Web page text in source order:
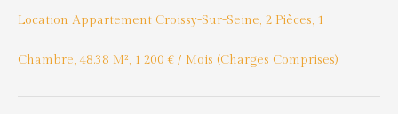
Location Appartement Croissy-Sur-Seine, 2 Pièces, 1
Chambre, 48.38 M², 1 200 € / Mois (Charges Comprises)